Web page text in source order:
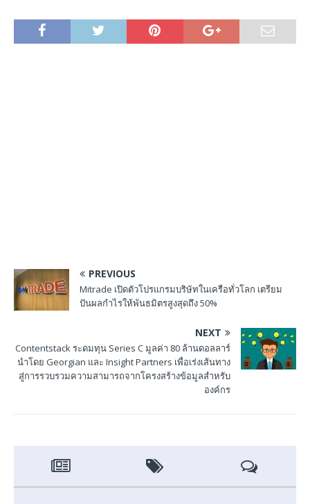
PREVIOUS
Mitrade เปิดตัวโปรแกรมบริษัทในเครือทั่วโลก เตรียม
ปันผลกำไรให้พันธมิตรสูงสุดถึง 50%
NEXT
Contentstack ระดมทุน Series C มูลค่า 80 ล้านดอลลาร์
นำโดย Georgian และ Insight Partners เพื่อเร่งเส้นทาง
สู่การรวบรวมความสามารถจากโครงสร้างข้อมูลสำหรับ
องค์กร